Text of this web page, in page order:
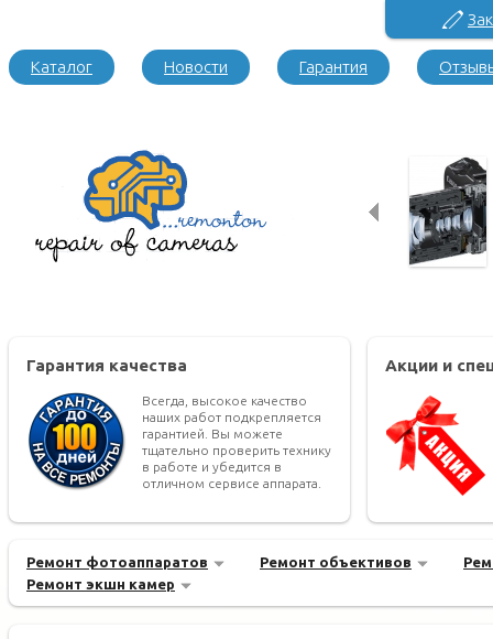
Каталог Новости Гарантия
Гарантия качества
Всегда, высокое качество
наших работ подкрепляется
гарантией. Вы можете
тщательно проверить технику
в работе и убедится в
отличном сервисе аппарата.
Акции и
Ремонт фотоаппаратов Ремонт объективов
Ремонт экшн камер